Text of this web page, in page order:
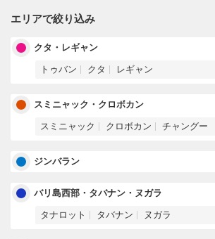
エリアで絞り込み
クタ・レギャン
トゥバン クタ レギャン
スミニャック・クロボカン
スミニャック クロボカン チャングー
ジンバラン
バリ島西部・タバナン・ヌガラ
タナロット タバナン ヌガラ